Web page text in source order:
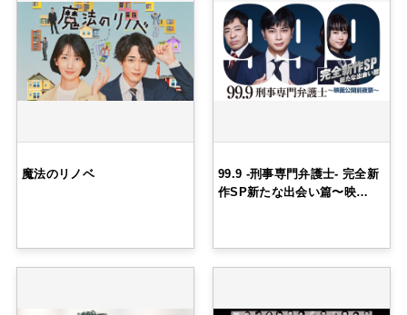
魔法のリノベ
99.9 -刑事専門弁護士- 完全新
作SP新たな出会い篇〜映…